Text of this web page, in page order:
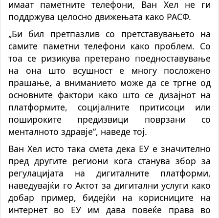
имаат паметните телефони, Ван Хел не ги
поддржува целосно движењата како РАСФ.
„Би бил претпазлив со претставувањето на
самите паметни телефони како проблем. Со
тоа се ризикува претерано поедноставување
на она што всушност е многу посложено
прашање, а вниманието може да се тргне од
основните фактори како што се дизајнот на
платформите, социјалните притисоци или
пошироките предизвици поврзани со
менталното здравје“, наведе тој.
Ван Хел исто така смета дека ЕУ е значително
пред другите региони кога станува збор за
регулацијата на дигиталните платформи,
наведувајќи го Актот за дигитални услуги како
добар пример, бидејќи на корисниците на
интернет во ЕУ им дава повеќе права во